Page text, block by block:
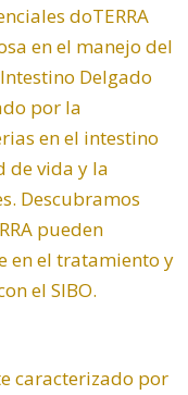
doTERRA
en el manejo del
Delgado
por la
en el intestino
de vida y la
Descubramos
pueden
en el tratamiento y
el SIBO.
caracterizado por